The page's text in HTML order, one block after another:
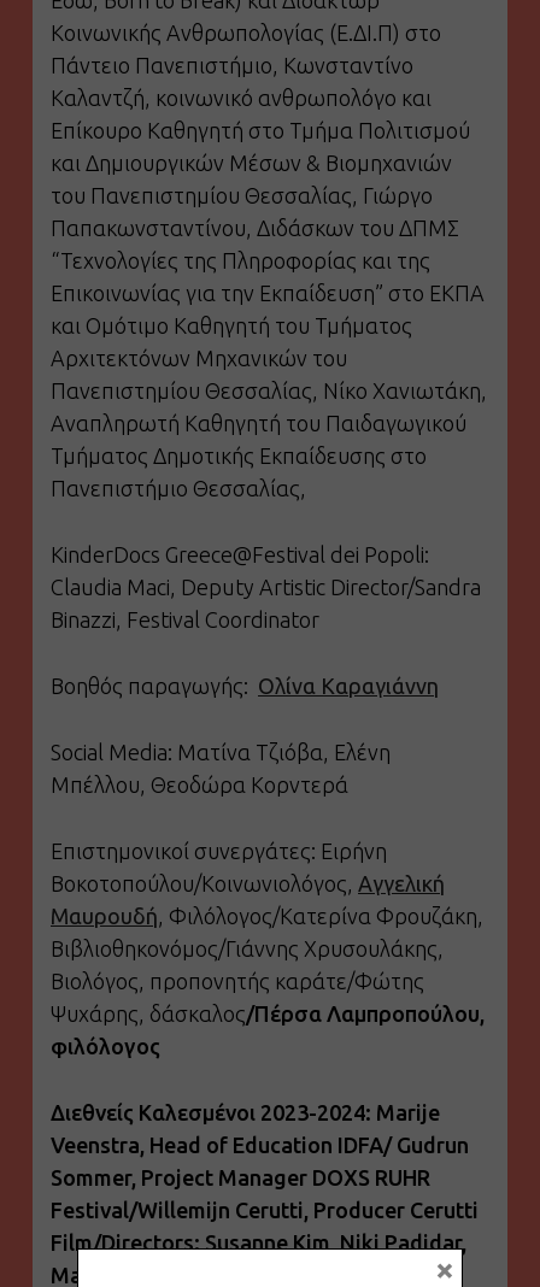
Κοινωνικής Ανθρωπολογίας (Ε.ΔΙ.Π) στο
Πάντειο Πανεπιστήμιο, Κωνσταντίνο
Καλαντζή, κοινωνικό ανθρωπολόγο και
Επίκουρο Καθηγητή στο Τμήμα Πολιτισμού
και Δημιουργικών Μέσων & Βιομηχανιών
του Πανεπιστημίου Θεσσαλίας, Γιώργο
Παπακωνσταντίνου, Διδάσκων του ΔΠΜΣ
“Τεχνολογίες της Πληροφορίας και της
Επικοινωνίας για την Εκπαίδευση” στο ΕΚΠΑ
και Ομότιμο Καθηγητή του Τμήματος
Αρχιτεκτόνων Μηχανικών του
Πανεπιστημίου Θεσσαλίας, Νίκο Χανιωτάκη,
Αναπληρωτή Καθηγητή του Παιδαγωγικού
Τμήματος Δημοτικής Εκπαίδευσης στο
Πανεπιστήμιο Θεσσαλίας,
KinderDocs Greece@Festival dei Popoli:
Claudia Maci, Deputy Artistic Director/Sandra
Binazzi, Festival Coordinator
Βοηθός παραγωγής: Ολίνα Καραγιάννη
Social Media: Ματίνα Τζιόβα, Ελένη
Μπέλλου, Θεοδώρα Κορντερά
Eπιστημονικοί συνεργάτες: Ειρήνη
Βοκοτοπούλου/Κοινωνιολόγος, Αγγελική
Μαυρουδή, Φιλόλογος/Κατερίνα Φρουζάκη,
Βιβλιοθηκονόμος/Γιάννης Χρυσουλάκης,
Βιολόγος, προπονητής καράτε/Φώτης
Ψυχάρης, δάσκαλος/Πέρσα Λαμπροπούλου,
φιλόλογος
Διεθνείς Καλεσμένοι 2023-2024: Marije
Veenstra, Head of Education IDFA/ Gudrun
Sommer, Project Manager DOXS RUHR
Festival/Willemijn Cerutti, Producer Cerutti
Film/Directors: Susanne Kim, Niki Padidar,
Martijn Blekendaal, Karoline Roessler,
×